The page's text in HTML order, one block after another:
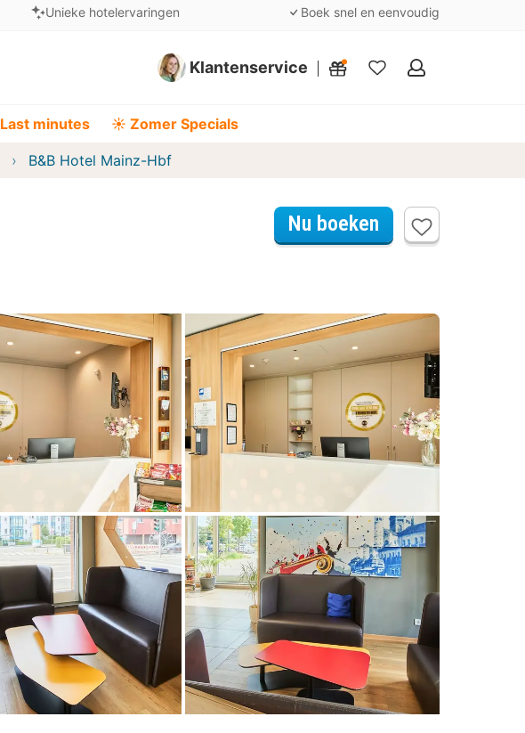
Unieke hotelervaringen Boek snel en eenvoudig
Klantenservice
Mijn
Last minutes ☀️ Zomer Specials
B&B Hotel Mainz-Hbf
Nu boeken